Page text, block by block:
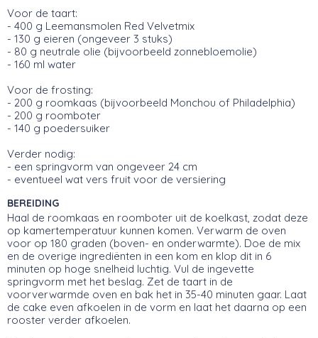
Voor de taart:
- 400 g Leemansmolen Red Velvetmix
- 130 g eieren (ongeveer 3 stuks)
- 80 g neutrale olie (bijvoorbeeld zonnebloemolie)
- 160 ml water
Voor de frosting:
- 200 g roomkaas (bijvoorbeeld Monchou of Philadelphia)
- 200 g roomboter
- 140 g poedersuiker
Verder nodig:
- een springvorm van ongeveer 24 cm
- eventueel wat vers fruit voor de versiering
BEREIDING
Haal de roomkaas en roomboter uit de koelkast, zodat deze
op kamertemperatuur kunnen komen. Verwarm de oven
voor op 180 graden (boven- en onderwarmte). Doe de mix
en de overige ingrediënten in een kom en klop dit in 6
minuten op hoge snelheid luchtig. Vul de ingevette
springvorm met het beslag. Zet de taart in de
voorverwarmde oven en bak het in 35-40 minuten gaar. Laat
de cake even afkoelen in de vorm en laat het daarna op een
rooster verder afkoelen.